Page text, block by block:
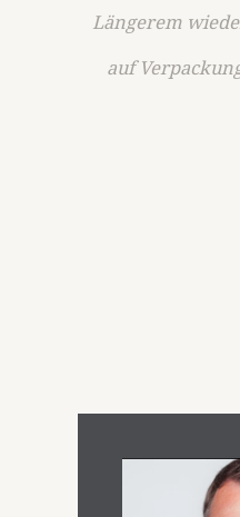
Längerem
auf